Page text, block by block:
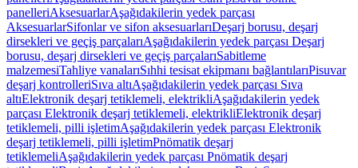
panelleriAksesuarlarAşağıdakilerin yedek parçası
AksesuarlarSifonlar ve sifon aksesuarlarıDeşarj borusu, deşarj
dirsekleri ve geçiş parçalarıAşağıdakilerin yedek parçası Deşarj
borusu, deşarj dirsekleri ve geçiş parçalarıSabitleme
malzemesiTahliye vanalarıSıhhi tesisat ekipmanı bağlantılarıPisuvar
deşarj kontrolleriSıva altıAşağıdakilerin yedek parçası Sıva
altıElektronik deşarj tetiklemeli, elektrikliAşağıdakilerin yedek
parçası Elektronik deşarj tetiklemeli, elektrikliElektronik deşarj
tetiklemeli, pilli işletimAşağıdakilerin yedek parçası Elektronik
deşarj tetiklemeli, pilli işletimPnömatik deşarj
tetiklemeliAşağıdakilerin yedek parçası Pnömatik deşarj